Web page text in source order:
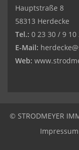
Hauptstraße 8
58313 Herdecke
Tel.: 0 23 30 / 9 10
E-Mail:
Web: www.
© STRODMEYER
Impressum